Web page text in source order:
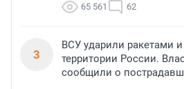
65 561 62
3
ВСУ ударили ракетами
территории России.
сообщили о